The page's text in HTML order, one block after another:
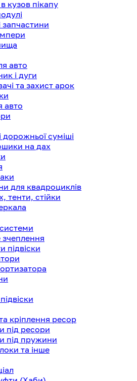
кузов пікапу
запчастини
авто
і дуги
та захист арок
авто
дорожньої суміші
на дах
для квадроциклів
тенти, стійки
системи
підвіски
кріплення ресор
під ресори
під пружини
та інше